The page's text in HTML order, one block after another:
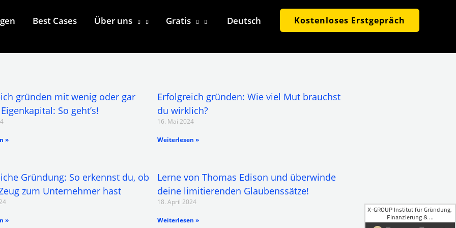
Best Cases Über uns Gratis Deutsch Kostenloses Erstgepräch
gründen mit wenig oder gar
So geht’s!
»
Erfolgreich gründen: Wie viel Mut brauchst
du wirklich?
16. Mai 2024
Weiterlesen »
Gründung: So erkennst du, ob
zum Unternehmer hast
»
Lerne von Thomas Edison und überwinde
deine limitierenden Glaubenssätze!
18. April 2024
Weiterlesen »